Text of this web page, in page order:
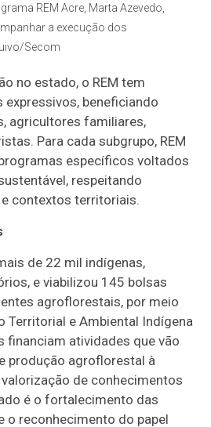
REM Acre, Marta Azevedo,
a execução dos
Secom
no estado, o REM tem
beneficiando
agricultores familiares,
Para cada subgrupo, REM
específicos voltados
respeitando
contextos territoriais.
de 22 mil indígenas,
e viabilizou 145 bolsas
agroflorestais, por meio
Territorial e Ambiental Indígena
financiam atividades que vão
produção agroflorestal à
de conhecimentos
é o fortalecimento das
o reconhecimento do papel